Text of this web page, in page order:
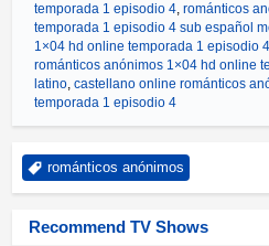
temporada 1 episodio 4, románticos
temporada 1 episodio 4 sub español
1×04 hd online temporada 1 episodio
románticos anónimos 1×04 hd online
latino, castellano online románticos
temporada 1 episodio 4
románticos anónimos
Recommend TV Shows